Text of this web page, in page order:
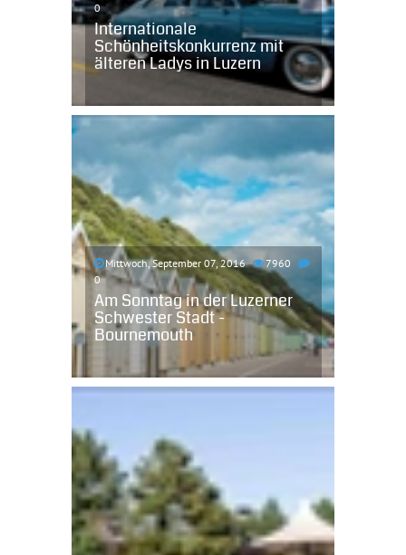
0
Internationale
Schönheitskonkurrenz mit
älteren Ladys in Luzern
Mittwoch, September 07, 2016
7960
0
Am Sonntag in der Luzerner
Schwester Stadt -
Bournemouth